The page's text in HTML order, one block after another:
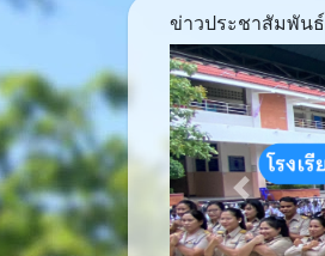
ข่าวประชาสัมพันธ์
Previous